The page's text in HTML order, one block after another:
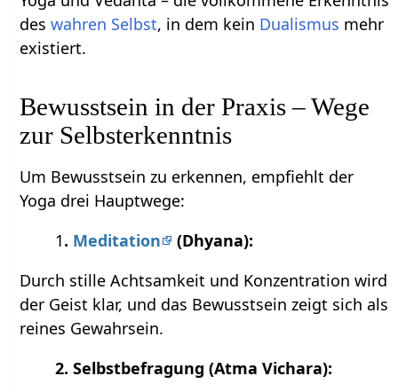
deswahren Selbst, in dem kein Dualismus mehr
existiert.
Bewusstsein in der Praxis – Wege
zur Selbsterkenntnis
Um Bewusstsein zu erkennen, empfiehlt der
Yoga drei Hauptwege:
1. Meditation
(Dhyana):
Durch stille Achtsamkeit und Konzentration wird
der Geist klar, und das Bewusstsein zeigt sich als
reines Gewahrsein.
2. Selbstbefragung (Atma Vichara):